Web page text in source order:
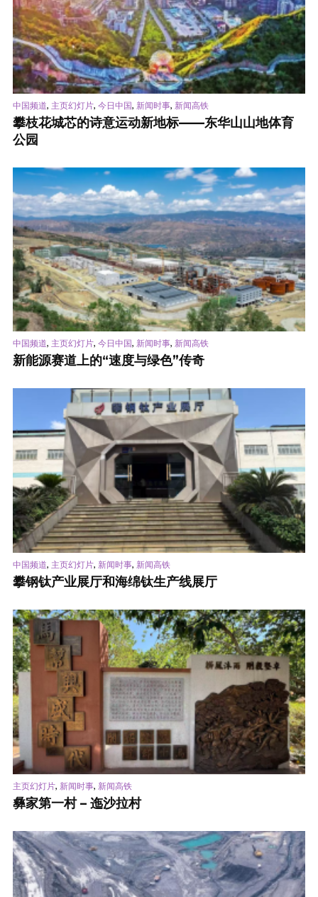
中国频道, 主页幻灯片, 今日中国, 新闻时事, 新闻高铁
攀枝花城芯的诗意运动新地标——东华山山地体育
公园
中国频道, 主页幻灯片, 今日中国, 新闻时事, 新闻高铁
新能源赛道上的“速度与绿色”传奇
中国频道, 主页幻灯片, 新闻时事, 新闻高铁
攀钢钛产业展厅和海绵钛生产线展厅
主页幻灯片, 新闻时事, 新闻高铁
彝家第一村 – 迤沙拉村